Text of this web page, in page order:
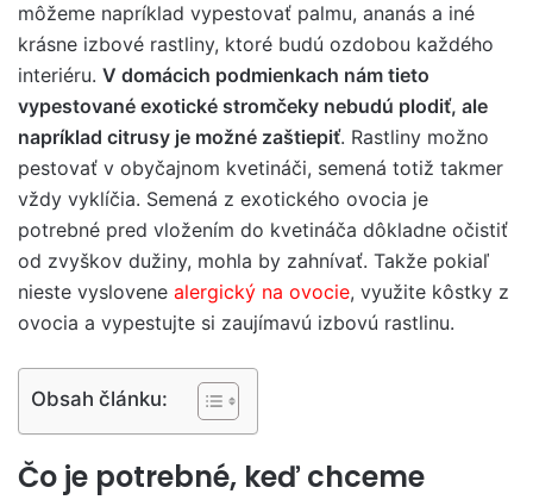
môžeme napríklad vypestovať palmu, ananás a iné
krásne izbové rastliny, ktoré budú ozdobou každého
interiéru. V domácich podmienkach nám tieto
vypestované exotické stromčeky nebudú plodiť, ale
napríklad citrusy je možné zaštiepiť. Rastliny možno
pestovať v obyčajnom kvetináči, semená totiž takmer
vždy vyklíčia. Semená z exotického ovocia je
potrebné pred vložením do kvetináča dôkladne očistiť
od zvyškov dužiny, mohla by zahnívať. Takže pokiaľ
nieste vyslovene alergický na ovocie, využite kôstky z
ovocia a vypestujte si zaujímavú izbovú rastlinu.
Obsah článku:
Čo je potrebné, keď chceme